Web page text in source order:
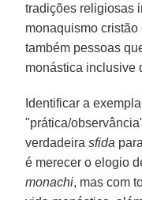
tradições religiosas
monaquismo
também pessoas
monástica inclusive
Identificar a
"prática/
verdadeirasfida
é merecer o elogio
monachi, mas com